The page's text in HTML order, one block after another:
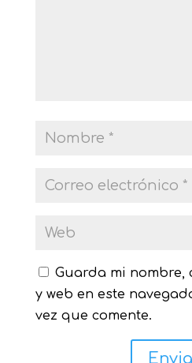
Guarda mi nombre,
y web en este
vez que comente.